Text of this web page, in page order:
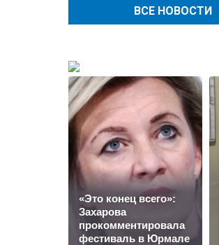
ВСЕ НОВОСТИ
«Это конец всего»:
Захарова
прокомментировала
фестиваль в Юрмале